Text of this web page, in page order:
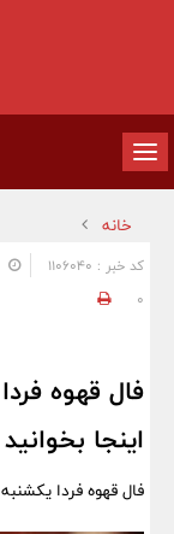
تغییر
وضعیت
ناوبری
خانه
کد خبر : 1106040
0
اینجا بخوانید
فال قهوه فردا یکشنبه 27 آبان ماه 1403 را اینجا بخوانید